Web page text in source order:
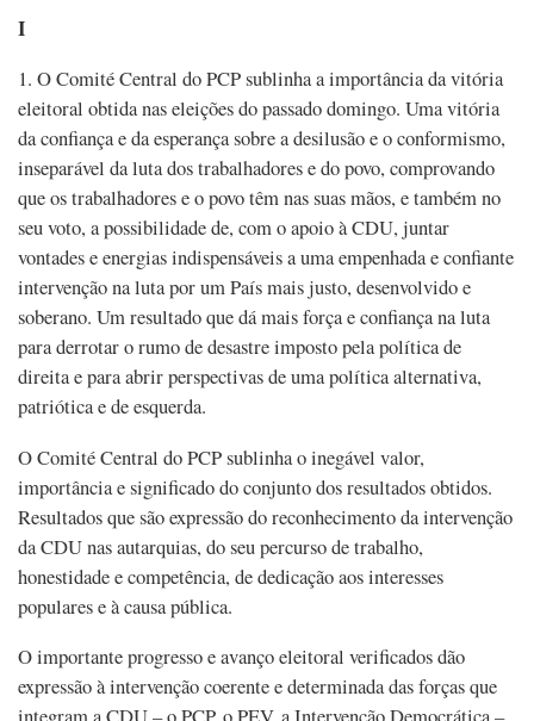
I
1. O Comité Central do PCP sublinha a importância da vitória
eleitoral obtida nas eleições do passado domingo. Uma vitória
da confiança e da esperança sobre a desilusão e o conformismo,
inseparável da luta dos trabalhadores e do povo, comprovando
que os trabalhadores e o povo têm nas suas mãos, e também no
seu voto, a possibilidade de, com o apoio à CDU, juntar
vontades e energias indispensáveis a uma empenhada e confiante
intervenção na luta por um País mais justo, desenvolvido e
soberano. Um resultado que dá mais força e confiança na luta
para derrotar o rumo de desastre imposto pela política de
direita e para abrir perspectivas de uma política alternativa,
patriótica e de esquerda.
O Comité Central do PCP sublinha o inegável valor,
importância e significado do conjunto dos resultados obtidos.
Resultados que são expressão do reconhecimento da intervenção
da CDU nas autarquias, do seu percurso de trabalho,
honestidade e competência, de dedicação aos interesses
populares e à causa pública.
O importante progresso e avanço eleitoral verificados dão
expressão à intervenção coerente e determinada das forças que
integram a CDU – o PCP, o PEV, a Intervenção Democrática –